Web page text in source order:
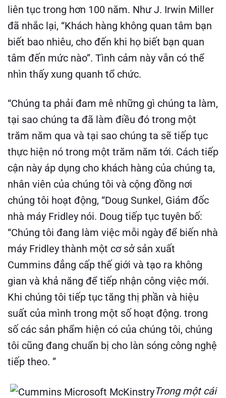
liên tục trong hơn 100 năm. Như J. Irwin Miller
đã nhắc lại, “Khách hàng không quan tâm bạn
biết bao nhiêu, cho đến khi họ biết bạn quan
tâm đến mức nào”. Tình cảm này vẫn có thể
nhìn thấy xung quanh tổ chức.
“Chúng ta phải đam mê những gì chúng ta làm,
tại sao chúng ta đã làm điều đó trong một
trăm năm qua và tại sao chúng ta sẽ tiếp tục
thực hiện nó trong một trăm năm tới. Cách tiếp
cận này áp dụng cho khách hàng của chúng ta,
nhân viên của chúng tôi và cộng đồng nơi
chúng tôi hoạt động, “Doug Sunkel, Giám đốc
nhà máy Fridley nói. Doug tiếp tục tuyên bố:
“Chúng tôi đang làm việc mỗi ngày để biến nhà
máy Fridley thành một cơ sở sản xuất
Cummins đẳng cấp thế giới và tạo ra không
gian và khả năng để tiếp nhận công việc mới.
Khi chúng tôi tiếp tục tăng thị phần và hiệu
suất của mình trong một số hoạt động. trong
số các sản phẩm hiện có của chúng tôi, chúng
tôi cũng đang chuẩn bị cho làn sóng công nghệ
tiếp theo. ”
Trong một cái